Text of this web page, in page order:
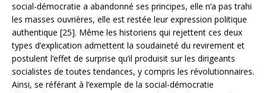
social-démocratie a abandonné ses principes, elle n’a pas trahi
les masses ouvrières, elle est restée leur expression politique
authentique [25]. Même les historiens qui rejettent ces deux
types d’explication admettent la soudaineté du revirement et
postulent l’effet de surprise qu’il produisit sur les dirigeants
socialistes de toutes tendances, y compris les révolutionnaires.
Ainsi, se référant à l’exemple de la social-démocratie